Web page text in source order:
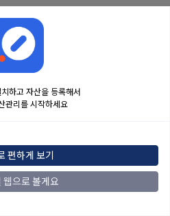
하고 자산을 등록해서
관리를 시작하세요
편하게 보기
웹으로 볼게요